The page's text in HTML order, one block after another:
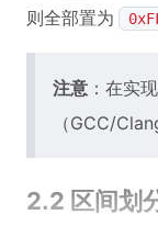
则全部置为
注意 ：在实
（GCC/
2.2 区间划